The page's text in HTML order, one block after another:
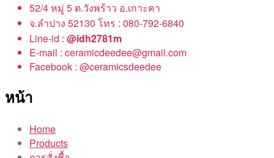
52/4 หมู่ 5 ต.วังพร้าว อ.เกาะคา
จ.ลำปาง 52130 โทร : 080-792-6840
Line-id : @idh2781m
E-mail : ceramicdeedee@gmail.com
Facebook : @ceramicsdeedee
หน้า
Home
Products